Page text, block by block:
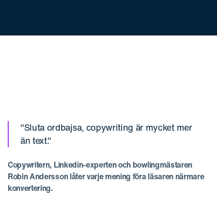
"Sluta ordbajsa, copywriting är mycket mer
än text."
Copywritern, Linkedin-experten och bowlingmästaren
Robin Andersson låter varje mening föra läsaren närmare
konvertering.